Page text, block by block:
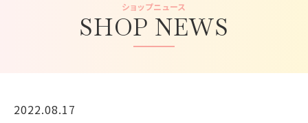
SHOP NEWS
ショップニュース
2022.08.17